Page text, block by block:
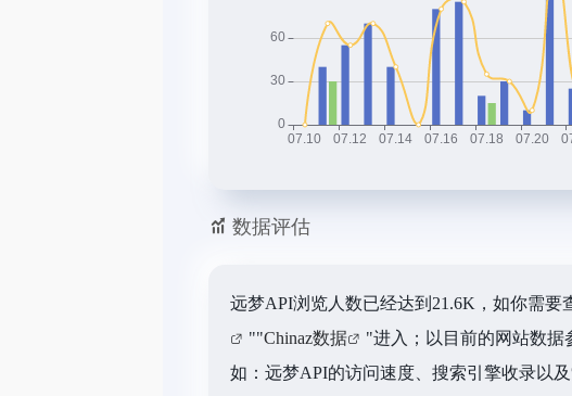
数据评估
远梦API浏览人数已经达到21.6K，如你需
""Chinaz数据
"进入；以目前的网站数据
如：远梦API的访问速度、搜索引擎收录以